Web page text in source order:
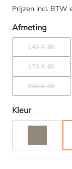
Prijzen incl. BTW
Selecteer
Afmeting
140 X 80
(DEZE
170 X 60
(DEZE
220 X 90
(DEZE
Selecteer
Kleur